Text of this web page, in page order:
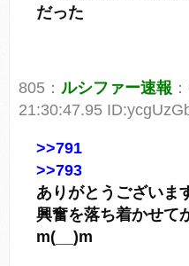
だった
805： ルシファー速報
21:30:47.95
>>791
>>793
ありがとうございま
興奮を落ち着かせて
m(__)m